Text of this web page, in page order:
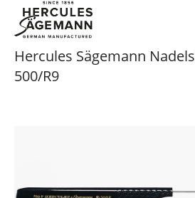
Hercules Sägemann
500/R9